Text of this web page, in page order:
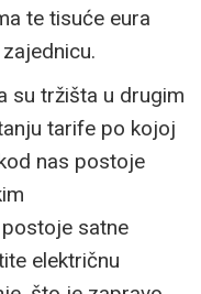
te tisuće eura
su tržišta u drugim
tarife po kojoj
nas postoje
satne
električnu